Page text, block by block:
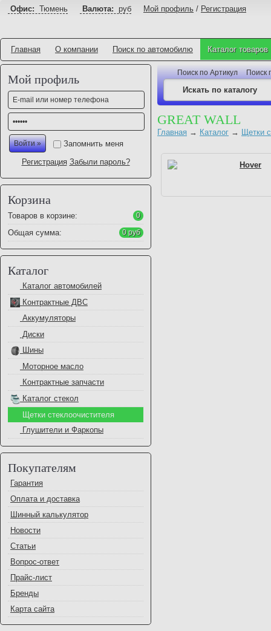
Офис: Тюмень Валюта: руб Мой профиль / Регистрация
Главная О компании Поиск по автомобилю Каталог товаров
Мой профиль
Запомнить меня
Регистрация Забыли пароль?
Корзина
Товаров в корзине: 0
Общая сумма: 0 руб
Каталог
Каталог автомобилей
Контрактные ДВС
Аккумуляторы
Диски
Шины
Моторное масло
Контрактные запчасти
Каталог стекол
Щетки стеклоочистителя
Глушители и Фаркопы
Покупателям
Гарантия
Оплата и доставка
Шинный калькулятор
Новости
Статьи
Вопрос-ответ
Прайс-лист
Бренды
Карта сайта
Поиск по Артикул Поиск
GREAT WALL
Главная → Каталог → Щетки
Hover